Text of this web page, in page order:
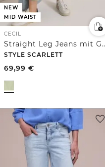
NEW
MID WAIST
CECIL
Straight Leg
STYLE SCARLETT
69,99 €